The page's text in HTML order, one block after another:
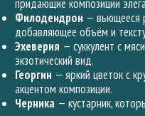
придающие композиции
Филодендрон — вьющееся
добавляющее объём и
Эхеверия — суккулент с
экзотический вид.
Георгин — яркий цветок с
акцентом композиции.
Черника — кустарник,